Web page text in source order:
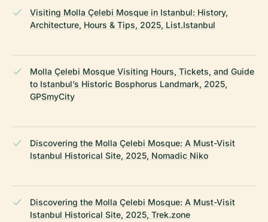
Visiting Molla Çelebi Mosque in Istanbul: History,
Architecture, Hours & Tips, 2025, List.Istanbul
Molla Çelebi Mosque Visiting Hours, Tickets, and Guide
to Istanbul’s Historic Bosphorus Landmark, 2025,
GPSmyCity
Discovering the Molla Çelebi Mosque: A Must-Visit
Istanbul Historical Site, 2025, Nomadic Niko
Discovering the Molla Çelebi Mosque: A Must-Visit
Istanbul Historical Site, 2025, Trek.zone